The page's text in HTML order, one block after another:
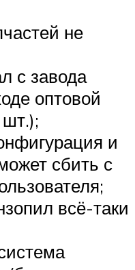
не
с завода
оптовой
и
сбить с
всё-таки